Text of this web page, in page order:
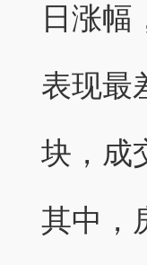
日涨幅
表现最
块，成
其中，